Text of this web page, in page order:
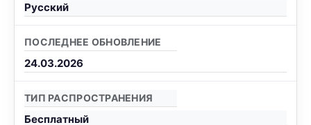
Русский
ПОСЛЕДНЕЕ ОБНОВЛЕНИЕ
24.03.2026
ТИП РАСПРОСТРАНЕНИЯ
Бесплатный